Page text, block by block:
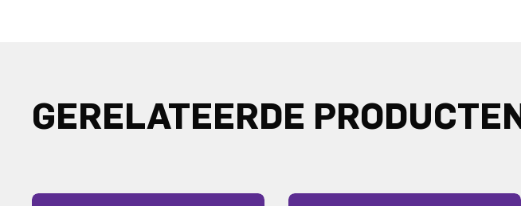
GERELATEERDE PRODUCTEN